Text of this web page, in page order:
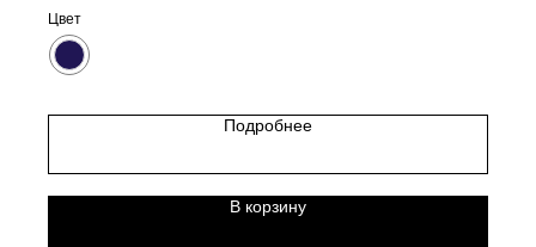
Цвет
Подробнее
В корзину